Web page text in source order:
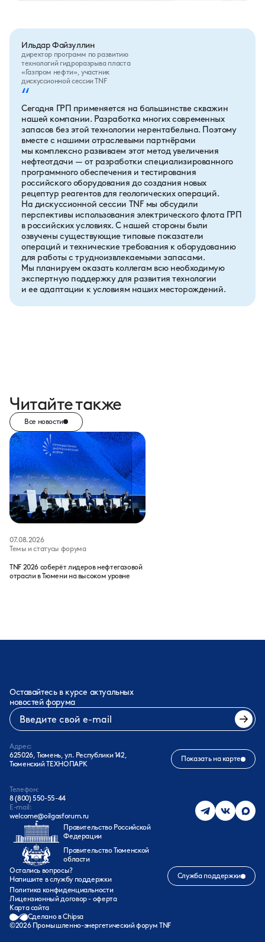
Ильдар Файзуллин
директор программ по развитию
технологий гидроразрыва пласта
«Газпром нефти», участник
дискуссионной сессии TNF
“
Сегодня ГРП применяется на большинстве скважин
нашей компании. Разработка многих современных
запасов без этой технологии нерентабельна. Поэтому
вместе с нашими отраслевыми партнёрами
мы комплексно развиваем этот метод увеличения
нефтеотдачи — от разработки специализированного
программного обеспечения и тестирования
российского оборудования до создания новых
рецептур реагентов для геологических операций.
На дискуссионной сессии TNF мы обсудили
перспективы использования электрического флота ГРП
в российских условиях. С нашей стороны были
озвучены существующие типовые показатели
операций и технические требования к оборудованию
для работы с трудноизвлекаемыми запасами.
Мы планируем оказать коллегам всю необходимую
экспертную поддержку для развития технологии
и ее адаптации к условиям наших месторождений.
Читайте также
Все новости
07.08.2026
Темы и статусы форума
TNF 2026 соберёт лидеров нефтегазовой
отрасли в Тюмени на высоком уровне
Оставайтесь в курсе актуальных
новостей форума
Адрес:
625026, Тюмень, ул. Республики 142,
Тюменский ТЕХНОПАРК
Показать на карте
Телефон:
8 (800) 550-55-44
E-mail:
welcome@oilgasforum.ru
Правительство Российской
Федерации
Правительство Тюменской
области
Остались вопросы?
Напишите в службу поддержки
Служба поддержки
©2026Промышленно-энергетический форум TNF
Сделано в Chipsa
Политика конфиденциальности
Лицензионный договор - оферта
Карта сайта